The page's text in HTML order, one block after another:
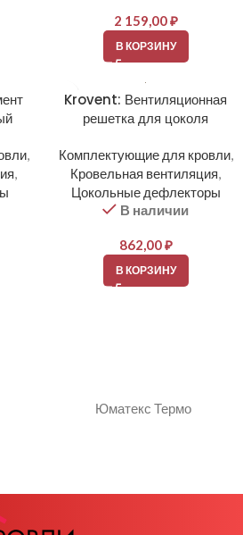
2 159,00₽
В КОРЗИНУ
,
,
Krovent: Вентиляционная
решетка для цоколя
Комплектующие для кровли,
Кровельная вентиляция,
Цокольные дефлекторы
В наличии
862,00₽
В КОРЗИНУ
Юматекс Термо